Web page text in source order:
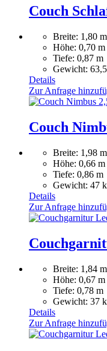
Couch
Breite: 1,80 m
Höhe: 0,70 m
Tiefe: 0,87 m
Gewicht:
Details
Zur Anfrage
Couch
Breite: 1,98 m
Höhe: 0,66 m
Tiefe: 0,86 m
Gewicht: 47
Details
Zur Anfrage
Breite: 1,84 m
Höhe: 0,67 m
Tiefe: 0,78 m
Gewicht: 37
Details
Zur Anfrage